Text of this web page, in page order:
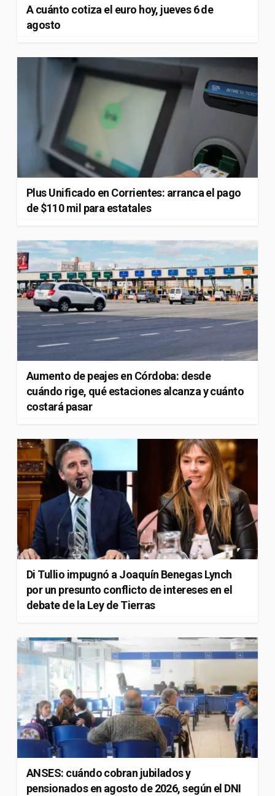
A cuánto cotiza el euro hoy, jueves 6 de
agosto
Plus Unificado en Corrientes: arranca el pago
de $110 mil para estatales
Aumento de peajes en Córdoba: desde
cuándo rige, qué estaciones alcanza y cuánto
costará pasar
Di Tullio impugnó a Joaquín Benegas Lynch
por un presunto conflicto de intereses en el
debate de la Ley de Tierras
ANSES: cuándo cobran jubilados y
pensionados en agosto de 2026, según el DNI